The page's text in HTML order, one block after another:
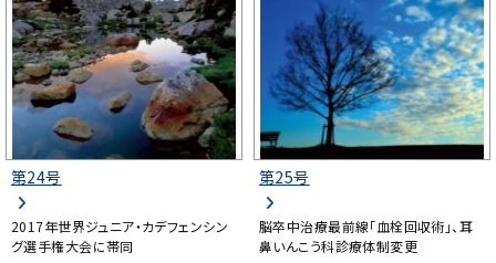
第24号
2017年世界ジュニア・カデフェンシン
グ選手権大会に帯同
第25号
脳卒中治療最前線「血栓回収術」、耳
鼻いんこう科診療体制変更